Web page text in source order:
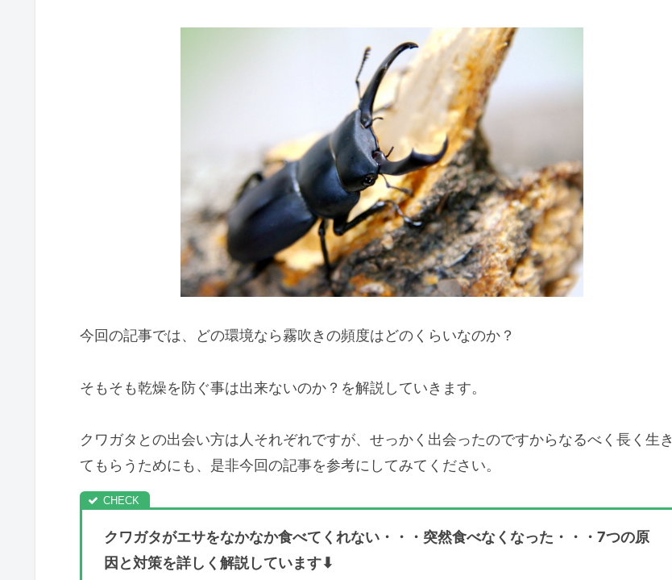
今回の記事では、どの環境なら霧吹きの頻度はどのくらいなのか？
そもそも乾燥を防ぐ事は出来ないのか？を解説していきます。
クワガタとの出会い方は人それぞれですが、せっかく出会ったのですからなるべく長く生き
てもらうためにも、是非今回の記事を参考にしてみてください。
クワガタがエサをなかなか食べてくれない・・・突然食べなくなった・・・7つの原
因と対策を詳しく解説しています⬇